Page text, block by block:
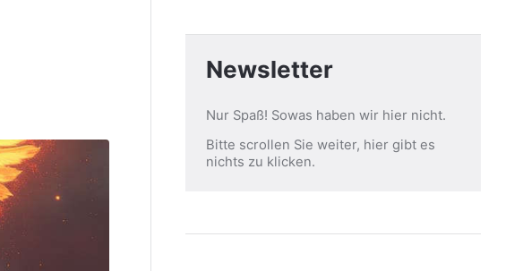
Newsletter
Nur Spaß! Sowas haben wir hier nicht.
Bitte scrollen Sie weiter, hier gibt es
nichts zu klicken.